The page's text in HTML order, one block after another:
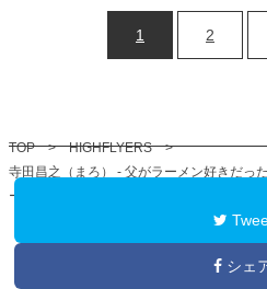
1 2
TOP>HIGHFLYERS>
寺田昌之（まろ） - 父がラーメン好きだっ
ーメン。その後、飲食店経営時にあるきっ
シェ